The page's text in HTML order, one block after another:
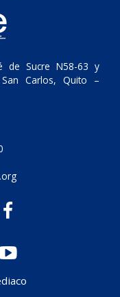
de Sucre N58-63 y
Carlos, Quito –